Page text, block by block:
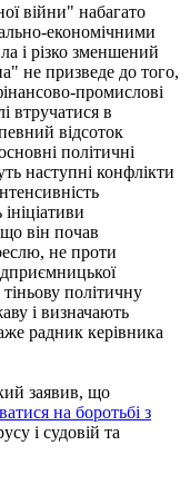
війни" набагато
економічними
і різко зменшений
не призведе до того,
промислові
втручатися в
відсоток
політичні
наступні конфлікти
він почав
не проти
тіньову політичну
і визначають
радник керівника
заявив, що
на боротьбі з
і судовій та